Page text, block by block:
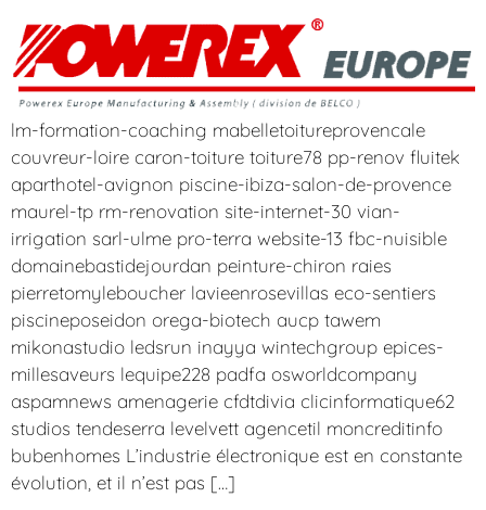
lm-formation-coaching mabelletoitureprovencale
couvreur-loire caron-toiture toiture78 pp-renov fluitek
aparthotel-avignon piscine-ibiza-salon-de-provence
maurel-tp rm-renovation site-internet-30 vian-
irrigation sarl-ulme pro-terra website-13 fbc-nuisible
domainebastidejourdan peinture-chiron raies
pierretomyleboucher lavieenrosevillas eco-sentiers
piscineposeidon orega-biotech aucp tawem
mikonastudio ledsrun inayya wintechgroup epices-
millesaveurs lequipe228 padfa osworldcompany
aspamnews amenagerie cfdtdivia clicinformatique62
studios tendeserra levelvett agencetil moncreditinfo
bubenhomes L’industrie électronique est en constante
évolution, et il n’est pas […]